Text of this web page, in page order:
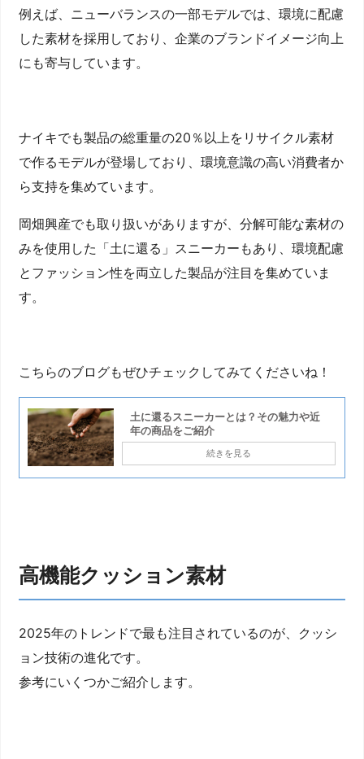
例えば、ニューバランスの一部モデルでは、環境に配慮
した素材を採用しており、企業のブランドイメージ向上
にも寄与しています。
ナイキでも製品の総重量の20％以上をリサイクル素材
で作るモデルが登場しており、環境意識の高い消費者か
ら支持を集めています。
岡畑興産でも取り扱いがありますが、分解可能な素材の
みを使用した「土に還る」スニーカーもあり、環境配慮
とファッション性を両立した製品が注目を集めていま
す。
こちらのブログもぜひチェックしてみてくださいね！
土に還るスニーカーとは？その魅力や近
年の商品をご紹介
続きを見る
高機能クッション素材
2025年のトレンドで最も注目されているのが、クッシ
ョン技術の進化です。
参考にいくつかご紹介します。